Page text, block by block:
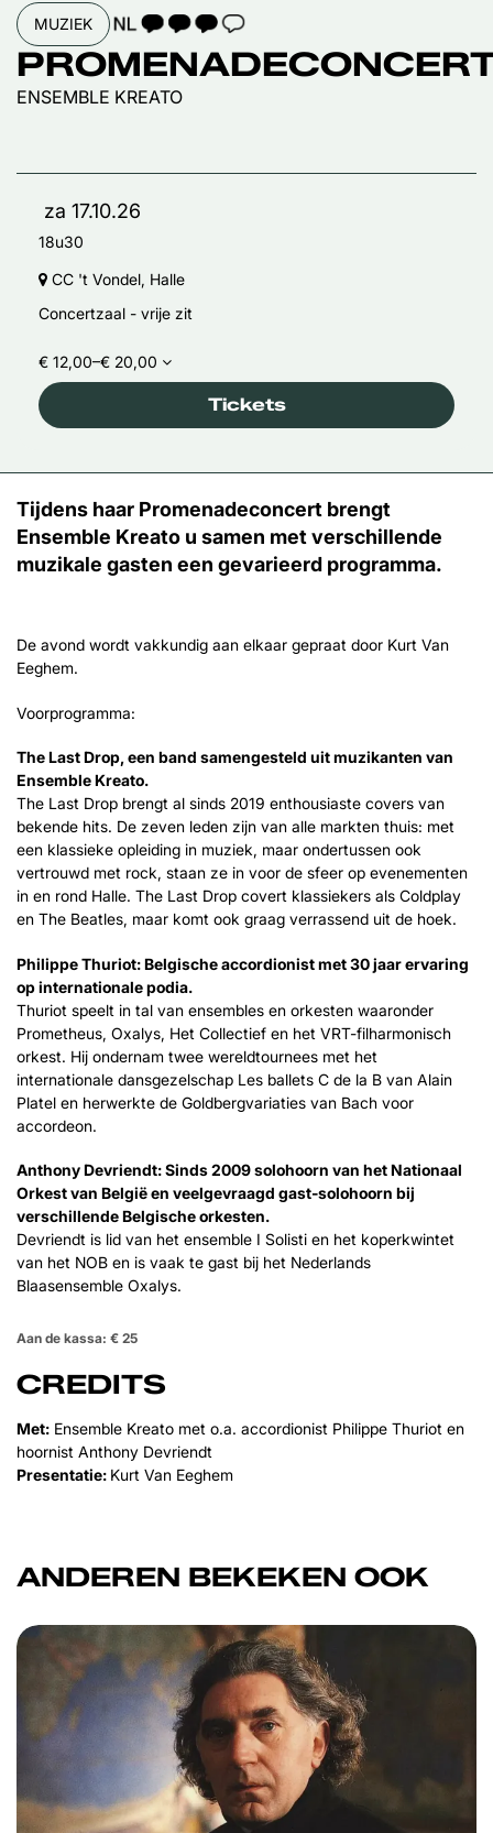
MUZIEK TAALICOON 3
ENSEMBLE KREATO
za 17.10.26
18u30
CC 't Vondel, Halle
Concertzaal - vrije zit
€ 12,00–€ 20,00
Tickets
Tijdens haar Promenadeconcert brengt
Ensemble Kreato u samen met verschillende
muzikale gasten een gevarieerd programma.
De avond wordt vakkundig aan elkaar gepraat door Kurt Van
Eeghem.
Voorprogramma:
The Last Drop, een band samengesteld uit muzikanten van
Ensemble Kreato.
The Last Drop brengt al sinds 2019 enthousiaste covers van
bekende hits. De zeven leden zijn van alle markten thuis: met
een klassieke opleiding in muziek, maar ondertussen ook
vertrouwd met rock, staan ze in voor de sfeer op evenementen
in en rond Halle. The Last Drop covert klassiekers als Coldplay
en The Beatles, maar komt ook graag verrassend uit de hoek.
Philippe Thuriot: Belgische accordionist met 30 jaar ervaring
op internationale podia.
Thuriot speelt in tal van ensembles en orkesten waaronder
Prometheus, Oxalys, Het Collectief en het VRT-filharmonisch
orkest. Hij ondernam twee wereldtournees met het
internationale dansgezelschap Les ballets C de la B van Alain
Platel en herwerkte de Goldbergvariaties van Bach voor
accordeon.
Anthony Devriendt: Sinds 2009 solohoorn van het Nationaal
Orkest van België en veelgevraagd gast-solohoorn bij
verschillende Belgische orkesten.
Devriendt is lid van het ensemble I Solisti en het koperkwintet
van het NOB en is vaak te gast bij het Nederlands
Blaasensemble Oxalys.
Aan de kassa: € 25
CREDITS
Met: Ensemble Kreato met o.a. accordionist Philippe Thuriot en
hoornist Anthony Devriendt
Presentatie: Kurt Van Eeghem
ANDEREN BEKEKEN OOK
Overslaan